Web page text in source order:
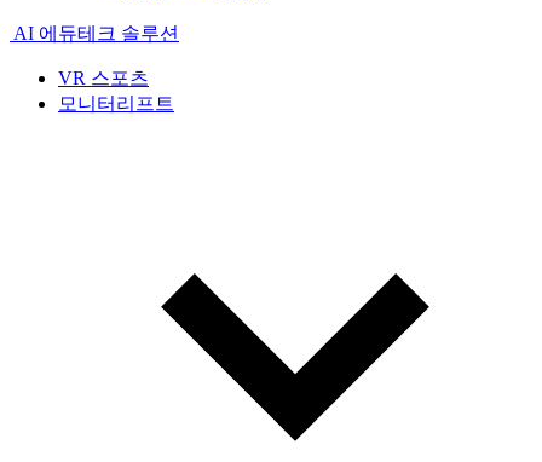
AI 에듀테크 솔루션
VR 스포츠
모니터리프트